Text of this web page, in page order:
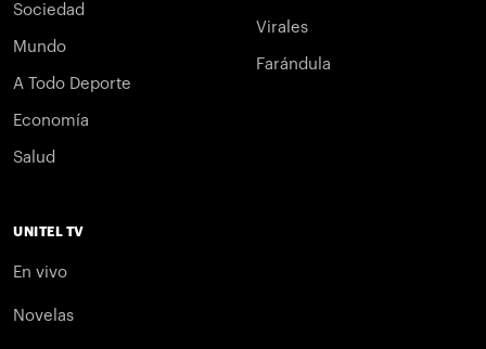
Sociedad
Mundo
A Todo Deporte
Economía
Salud
Virales
Farándula
UNITEL TV
En vivo
Novelas